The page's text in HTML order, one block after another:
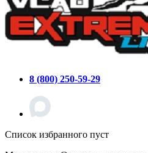
8 (800) 250-59-29
Список избранного пуст